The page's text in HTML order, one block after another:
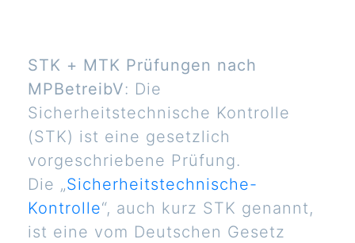
STK + MTK Prüfungen nach
MPBetreibV: Die
Sicherheitstechnische Kontrolle
(STK) ist eine gesetzlich
vorgeschriebene Prüfung.
Die „Sicherheitstechnische-
Kontrolle“, auch kurz STK genannt,
ist eine vom Deutschen Gesetz